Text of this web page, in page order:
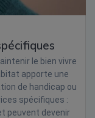
le bien vivre
apporte une
de handicap ou
spécifiques :
peuvent devenir